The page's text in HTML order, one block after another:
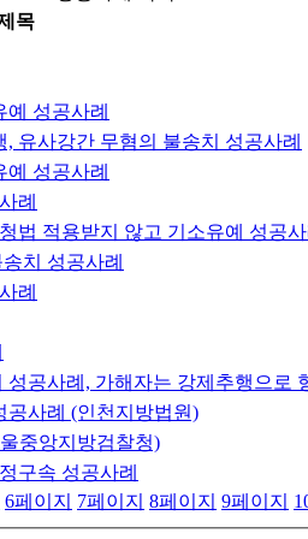
목
성공사례
유사강간 무혐의 불송치 성공사례
성공사례
례
법 적용받지 않고 기소유예 성공사
치 성공사례
례
공사례, 가해자는 강제추행으로
공사례 (인천지방법원)
중앙지방검찰청)
구속 성공사례
6페이지 7페이지 8페이지 9페이지